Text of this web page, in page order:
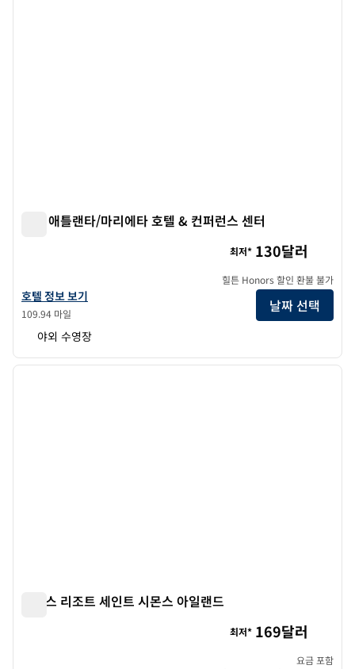
힐튼 애틀랜타/마리에타 호텔 & 컨퍼런스 센터
힐튼 애틀랜타/마리에타 호텔 & 컨퍼런스 센터의 호텔 정보 보기
호텔 정보 보기
109.94 마일
최저* 130달러
힐튼 Honors 할인 환불 불가
날짜 선택
야외 수영장
1/12
1/12
다음
씨팜스 리조트 세인트 시몬스 아일랜드
최저* 169달러
요금 포함